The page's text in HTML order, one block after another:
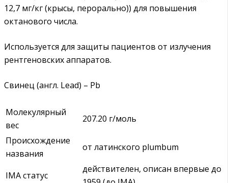
12,7 мг/кг (крысы, перорально)) для повышения
октанового числа.
Используется для защиты пациентов от излучения
рентгеновских аппаратов.
Свинец (англ. Lead) – Pb
Молекулярный
вес
207.20 г/моль
Происхождение
названия
от латинского plumbum
IMA статус
действителен, описан впервые до